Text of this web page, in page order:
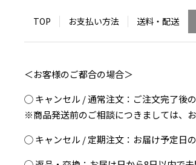
TOP お支払い方法 送料・配送
＜お客様のご都合の場合＞
◯ キャンセル / 通常注文：ご注文完了後
※商品発送前のご相談につきましては、
◯ キャンセル / 定期注文：お届け予定日